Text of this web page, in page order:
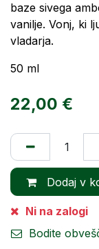
baze sivega
vanilje. Vonj, ki
vladarja.
50 ml
22,00 €
Dodaj v
Ni na zalogi
Bodite